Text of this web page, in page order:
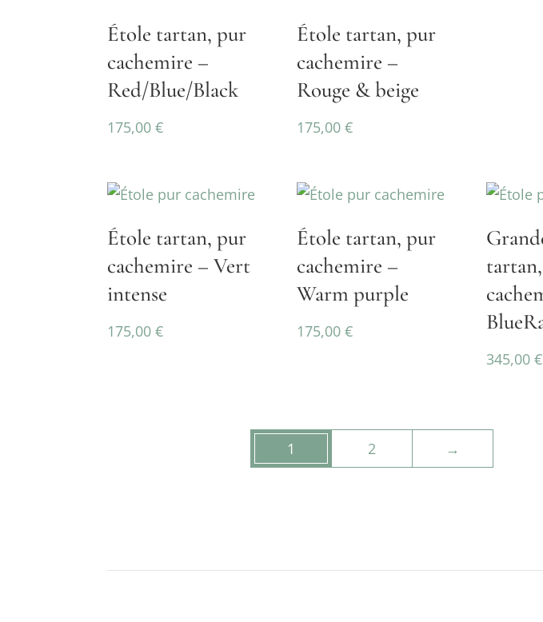
Étole tartan, pur
cachemire –
Red/Blue/Black
175,00€
Étole tartan, pur
cachemire –
Rouge & beige
175,00€
Étole tartan, pur
cachemire – Vert
intense
175,00€
Étole tartan, pur
cachemire –
Warm purple
175,00€
345,00€
1 2 →